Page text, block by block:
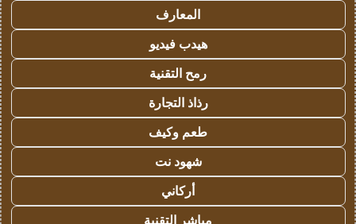
المعارف
هيدب فيديو
رمح التقنية
رذاذ التجارة
طعم وكيف
شهود نت
أركاني
مباشر التقنية